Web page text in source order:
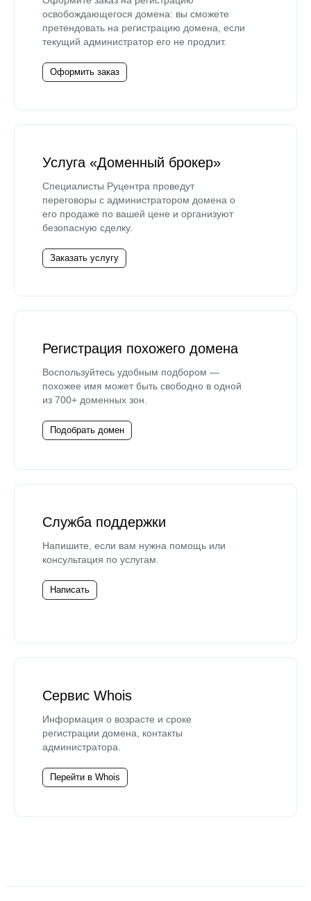
освобождающегося домена: вы сможете
претендовать на регистрацию домена, если
текущий администратор его не продлит.
Оформить заказ
Услуга «Доменный брокер»
Специалисты Руцентра проведут
переговоры с администратором домена о
его продаже по вашей цене и организуют
безопасную сделку.
Заказать услугу
Регистрация похожего домена
Воспользуйтесь удобным подбором —
похожее имя может быть свободно в одной
из 700+ доменных зон.
Подобрать домен
Служба поддержки
Напишите, если вам нужна помощь или
консультация по услугам.
Написать
Сервис Whois
Информация о возрасте и сроке
регистрации домена, контакты
администратора.
Перейти в Whois